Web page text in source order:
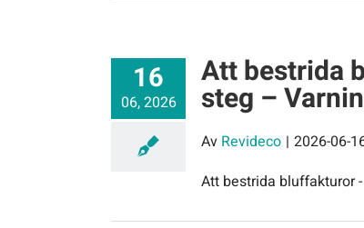
16
06, 2026
Att bestrida
steg –
Av Revideco | 2026-06-
Att bestrida bluffakturor